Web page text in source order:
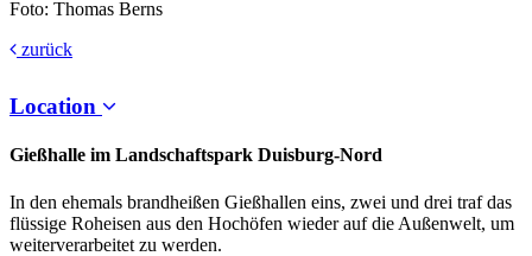
Foto: Thomas Berns
zurück
Location
Gießhalle im Landschaftspark Duisburg-Nord
In den ehemals brandheißen Gießhallen eins, zwei und drei traf das
flüssige Roheisen aus den Hochöfen wieder auf die Außenwelt, um
weiterverarbeitet zu werden.